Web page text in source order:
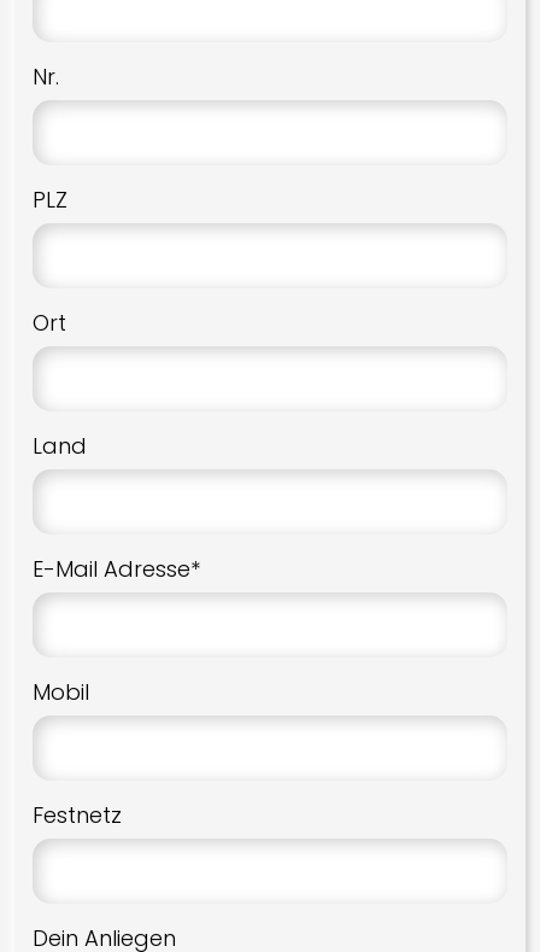
Nr.
PLZ
Ort
Land
E-Mail Adresse*
Mobil
Festnetz
Dein Anliegen